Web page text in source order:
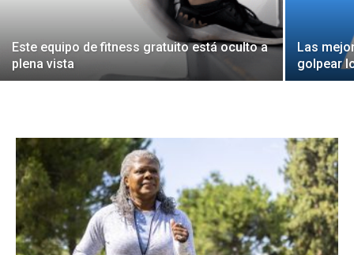
Este equipo de fitness gratuito está oculto a
plena vista
Las
golpear